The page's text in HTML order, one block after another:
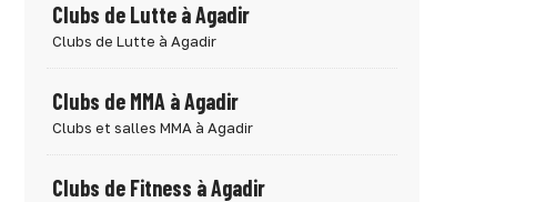
Clubs de Lutte à Agadir
Clubs de Lutte à Agadir
Clubs de MMA à Agadir
Clubs et salles MMA à Agadir
Clubs de Fitness à Agadir